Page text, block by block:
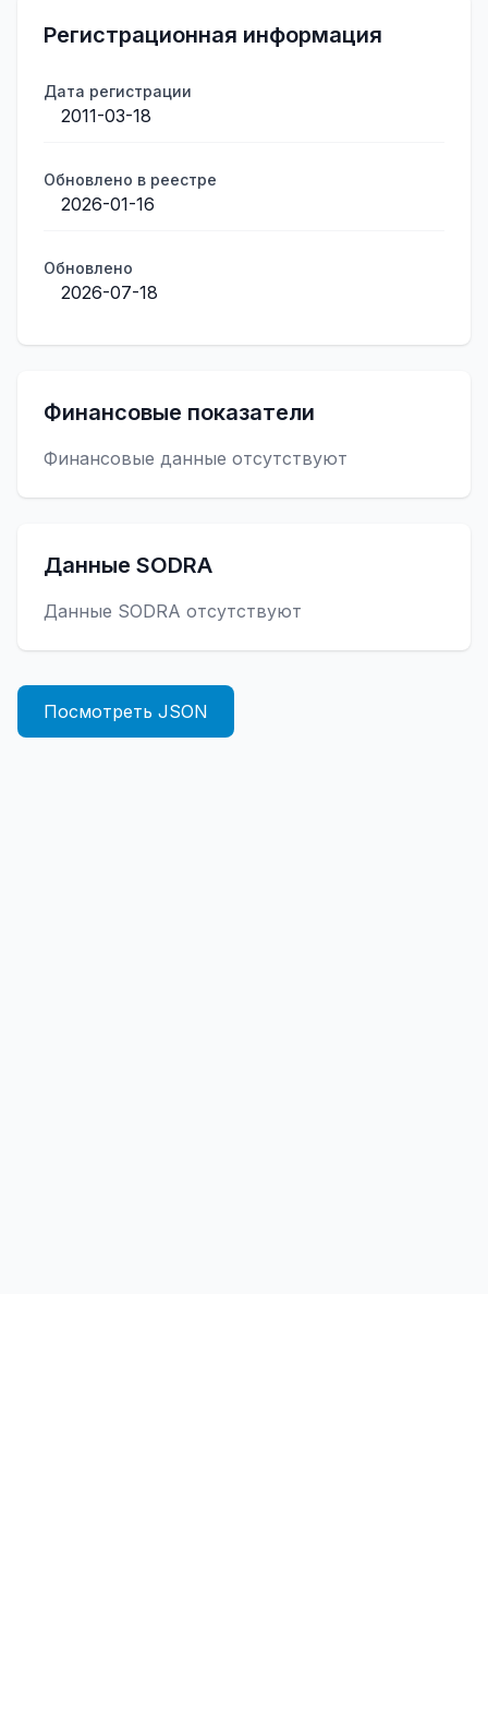
Регистрационная информация
Дата регистрации
2011-03-18
Обновлено в реестре
2026-01-16
Обновлено
2026-07-18
Финансовые показатели
Финансовые данные отсутствуют
Данные SODRA
Данные SODRA отсутствуют
Посмотреть JSON